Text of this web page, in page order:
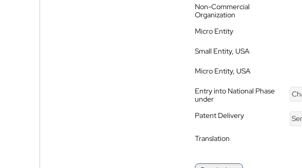
Non-Commercial
Organization
Micro Entity
Small Entity, USA
Micro Entity, USA
Entry into National Phase
under
Patent Delivery
Translation